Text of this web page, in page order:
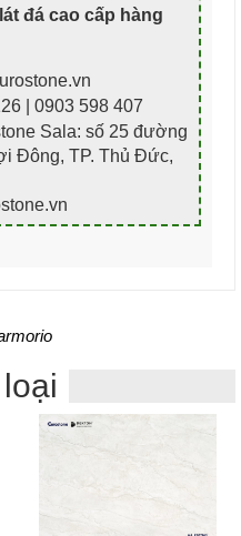
đá cao cấp hàng
| 0903 598 407
Sala: số 25 đường
Đông, TP. Thủ Đức,